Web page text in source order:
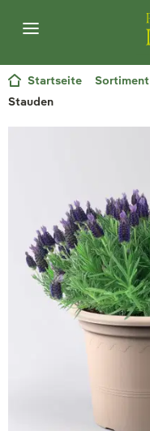
Startseite Sortiment
Stauden